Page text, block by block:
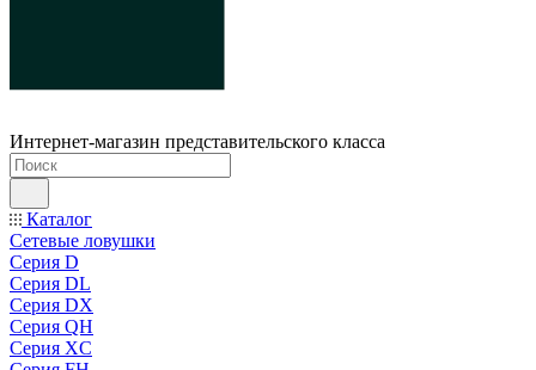
Интернет-магазин представительского класса
Каталог
Сетевые ловушки
Серия D
Серия DL
Серия DX
Серия QH
Серия XC